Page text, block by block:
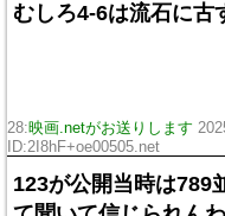
むしろ4-6は流石に古
28:映画.netがお送りします
ID:2I8hF+oe00505.net
123が公開当時は789